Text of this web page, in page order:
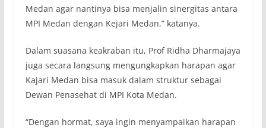
Medan agar nantinya bisa menjalin sinergitas antara
MPI Medan dengan Kejari Medan,” katanya.
Dalam suasana keakraban itu, Prof Ridha Dharmajaya
juga secara langsung mengungkapkan harapan agar
Kajari Medan bisa masuk dalam struktur sebagai
Dewan Penasehat di MPI Kota Medan.
“Dengan hormat, saya ingin menyampaikan harapan